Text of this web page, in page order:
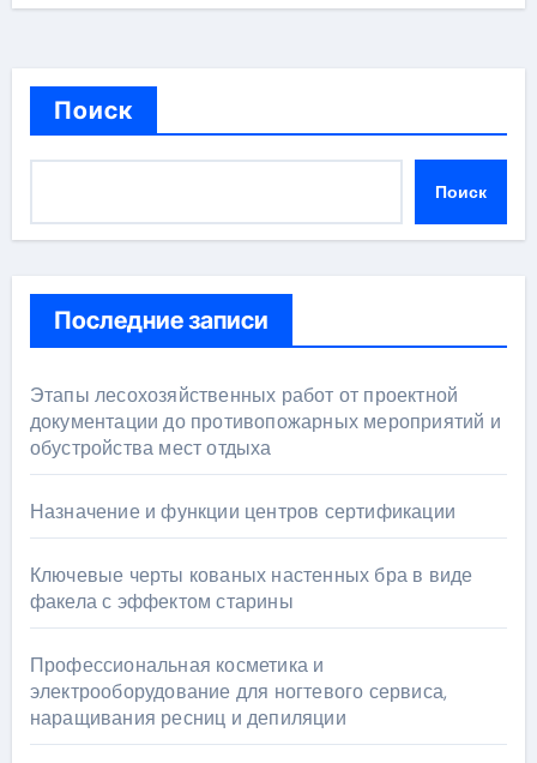
Поиск
Поиск
Последние записи
Этапы лесохозяйственных работ от проектной
документации до противопожарных мероприятий и
обустройства мест отдыха
Назначение и функции центров сертификации
Ключевые черты кованых настенных бра в виде
факела с эффектом старины
Профессиональная косметика и
электрооборудование для ногтевого сервиса,
наращивания ресниц и депиляции